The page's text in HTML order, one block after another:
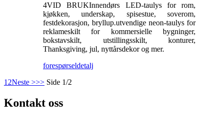
4VID BRUKInnendørs LED-taulys for rom,
kjøkken, underskap, spisestue, soverom,
festdekorasjon, bryllup.utvendige neon-taulys for
reklameskilt for kommersielle bygninger,
bokstavskilt, utstillingsskilt, konturer,
Thanksgiving, jul, nyttårsdekor og mer.
forespørseldetalj
1 2Neste >>> Side 1/2
Kontakt oss